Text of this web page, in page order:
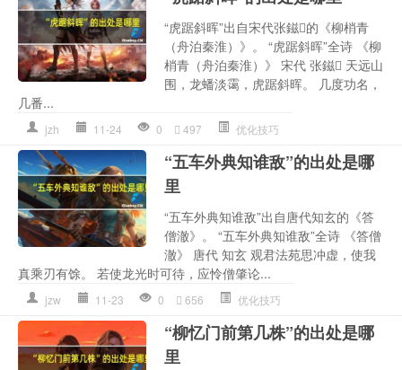
“虎踞斜晖”出自宋代张鎡的《柳梢青
（舟泊秦淮）》。 “虎踞斜晖”全诗 《柳
梢青（舟泊秦淮）》 宋代 张鎡 天远山
围，龙蟠淡霭，虎踞斜晖。 几度功名，
几番...
jzh 11-24 0 497 优化技巧
“五车外典知谁敌”的出处是哪
里
“五车外典知谁敌”出自唐代知玄的《答
僧澈》。 “五车外典知谁敌”全诗 《答僧
澈》 唐代 知玄 观君法苑思冲虚，使我
真乘刃有馀。 若使龙光时可待，应怜僧肇论...
jzw 11-23 0 656 优化技巧
“柳忆门前第几株”的出处是哪
里